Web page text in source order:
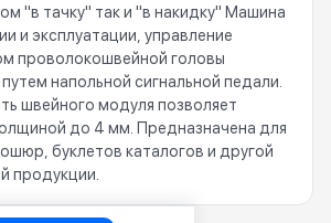
"в тачку" так и "в накидку" Машина
и эксплуатации, управление
проволокошвейной головы
напольной сигнальной педали.
швейного модуля позволяет
до 4 мм. Предназначена для
буклетов каталогов и другой
продукции.